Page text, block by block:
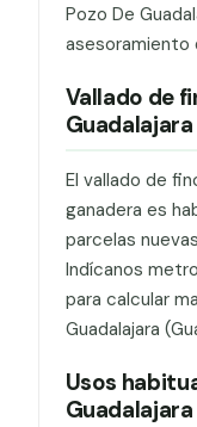
Pozo De
asesoramiento
Vallado de
Guadalajara
El vallado de
ganadera es
parcelas
Indícanos
para calcular
Guadalajara
Usos
Guadalajara